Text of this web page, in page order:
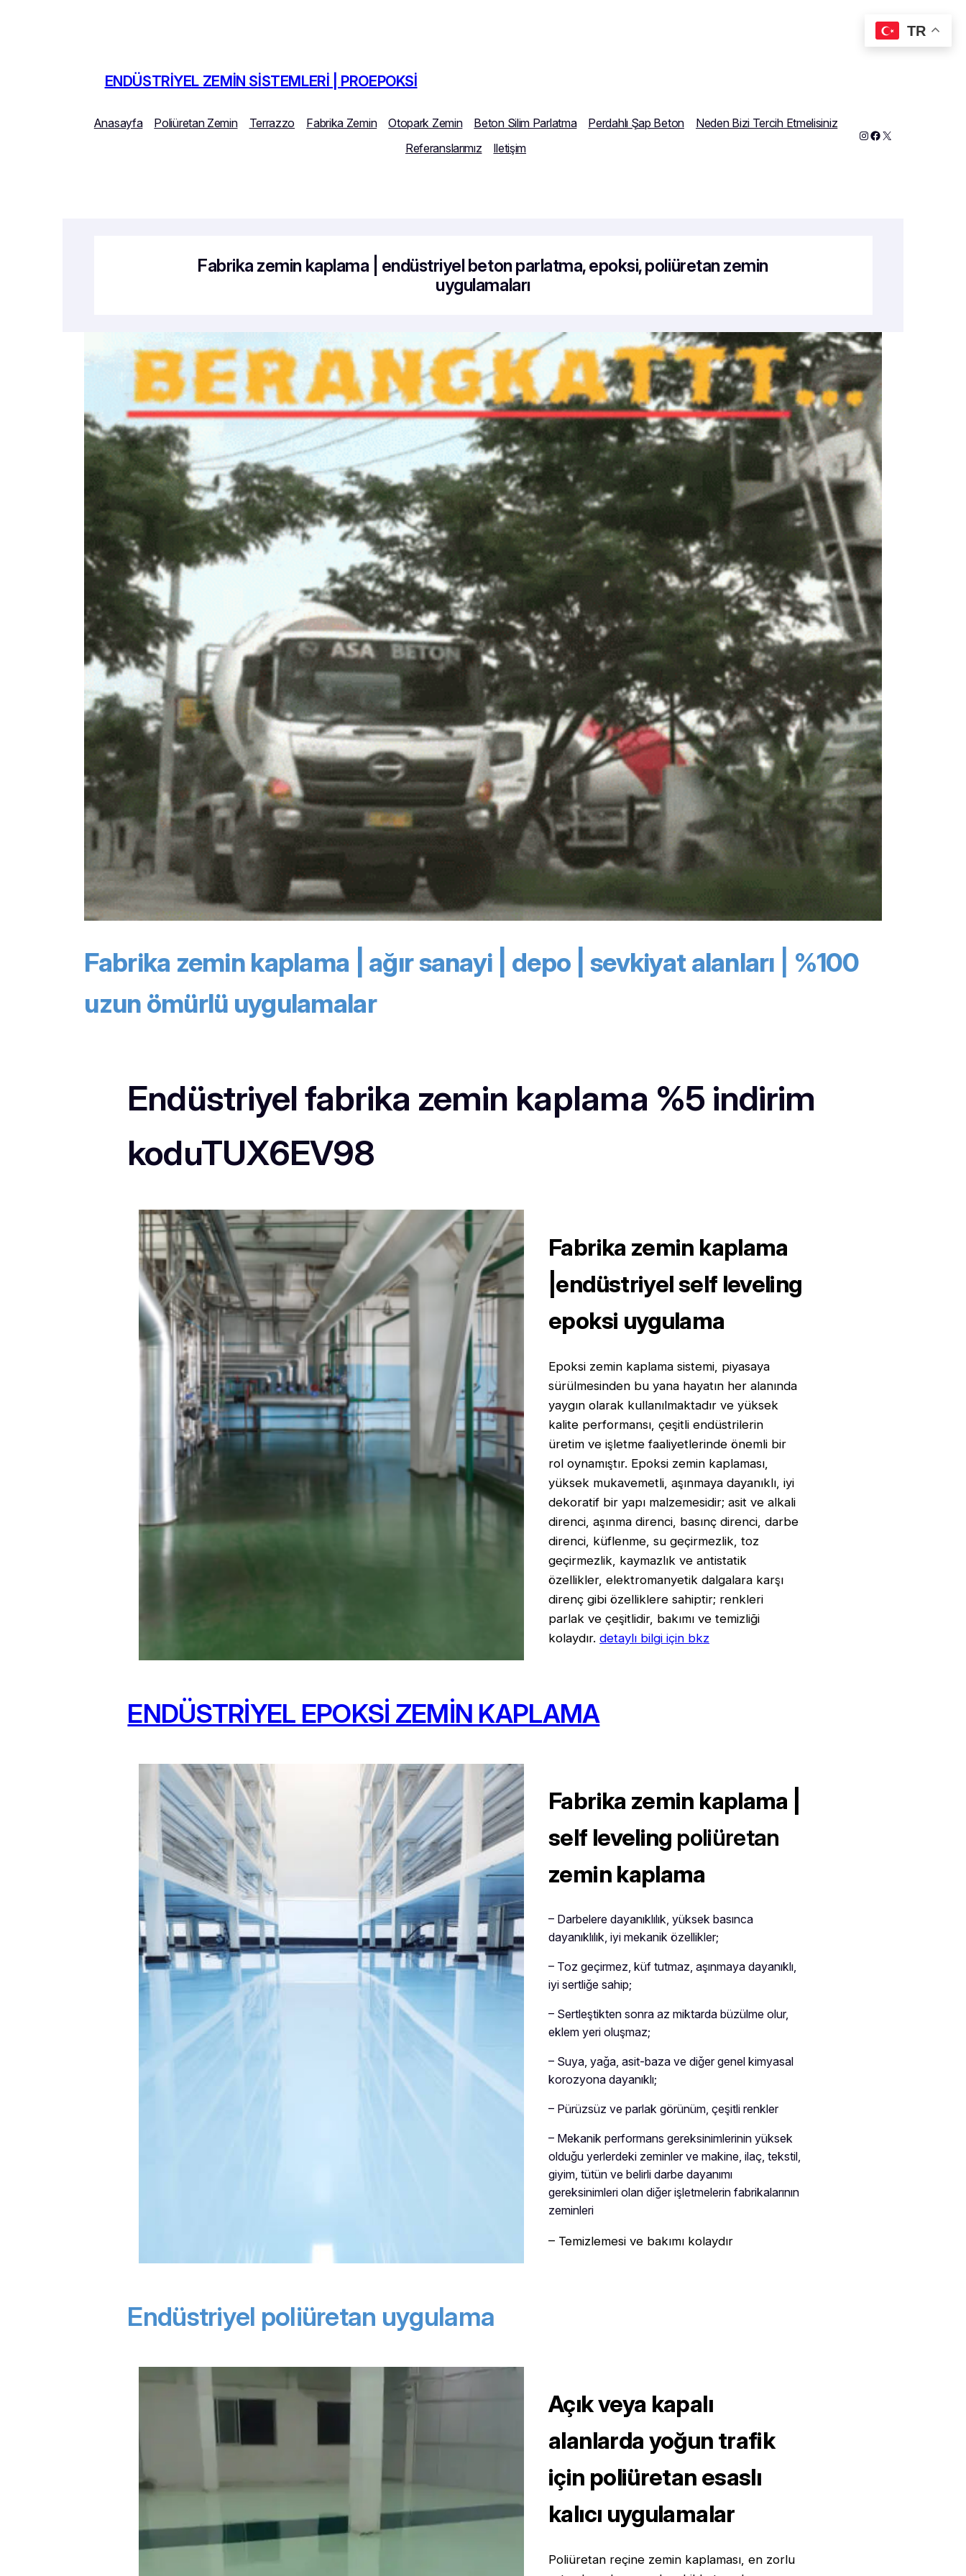
ENDÜSTRIYEL ZEMIN SISTEMLERI | PROEPOKSI
Anasayfa Poliüretan Zemin Terrazzo Fabrika Zemin Otopark Zemin Beton Silim Parlatma Perdahlı Şap Beton
Neden Bizi Tercih Etmelisiniz
Referanslarımız
Iletişim
Instagram
Facebook
X
Fabrika zemin kaplama | endüstriyel beton parlatma, epoksi, poliüretan zemin
uygulamaları
Fabrika zemin kaplama | ağır sanayi | depo | sevkiyat alanları
%100
uzun ömürlü uygulamalar
Endüstriyel fabrika zemin kaplama %5 indirim
koduTUX6EV98
Fabrika zemin kaplama
|endüstriyel self leveling
epoksi uygulama
Epoksi zemin kaplama sistemi, piyasaya
sürülmesinden bu yana hayatın her alanında
yaygın olarak kullanılmaktadır ve yüksek
kalite performansı, çeşitli endüstrilerin
üretim ve işletme faaliyetlerinde önemli bir
rol oynamıştır. Epoksi zemin kaplaması,
yüksek mukavemetli, aşınmaya dayanıklı, iyi
dekoratif bir yapı malzemesidir; asit ve alkali
direnci, aşınma direnci, basınç direnci, darbe
direnci, küflenme, su geçirmezlik, toz
geçirmezlik, kaymazlık ve antistatik
özellikler, elektromanyetik dalgalara karşı
direnç gibi özelliklere sahiptir; renkleri
parlak ve çeşitlidir, bakımı ve temizliği
kolaydır.detaylı bilgi için bkz
ENDÜSTRİYEL EPOKSİ ZEMİN KAPLAMA
Fabrika zemin kaplama |
self leveling poliüretan
zemin kaplama
– Darbelere dayanıklılık, yüksek basınca
dayanıklılık, iyi mekanik özellikler;
– Toz geçirmez, küf tutmaz, aşınmaya dayanıklı,
iyi sertliğe sahip;
– Sertleştikten sonra az miktarda büzülme olur,
eklem yeri oluşmaz;
– Suya, yağa, asit-baza ve diğer genel kimyasal
korozyona dayanıklı;
– Pürüzsüz ve parlak görünüm, çeşitli renkler
– Mekanik performans gereksinimlerinin yüksek
olduğu yerlerdeki zeminler ve makine, ilaç, tekstil,
giyim, tütün ve belirli darbe dayanımı
gereksinimleri olan diğer işletmelerin fabrikalarının
zeminleri
– Temizlemesi ve bakımı kolaydır
Endüstriyel poliüretan uygulama
Açık veya kapalı
alanlarda yoğun trafik
için poliüretan esaslı
kalıcı uygulamalar
Poliüretan reçine zemin kaplaması, en zorlu
TR